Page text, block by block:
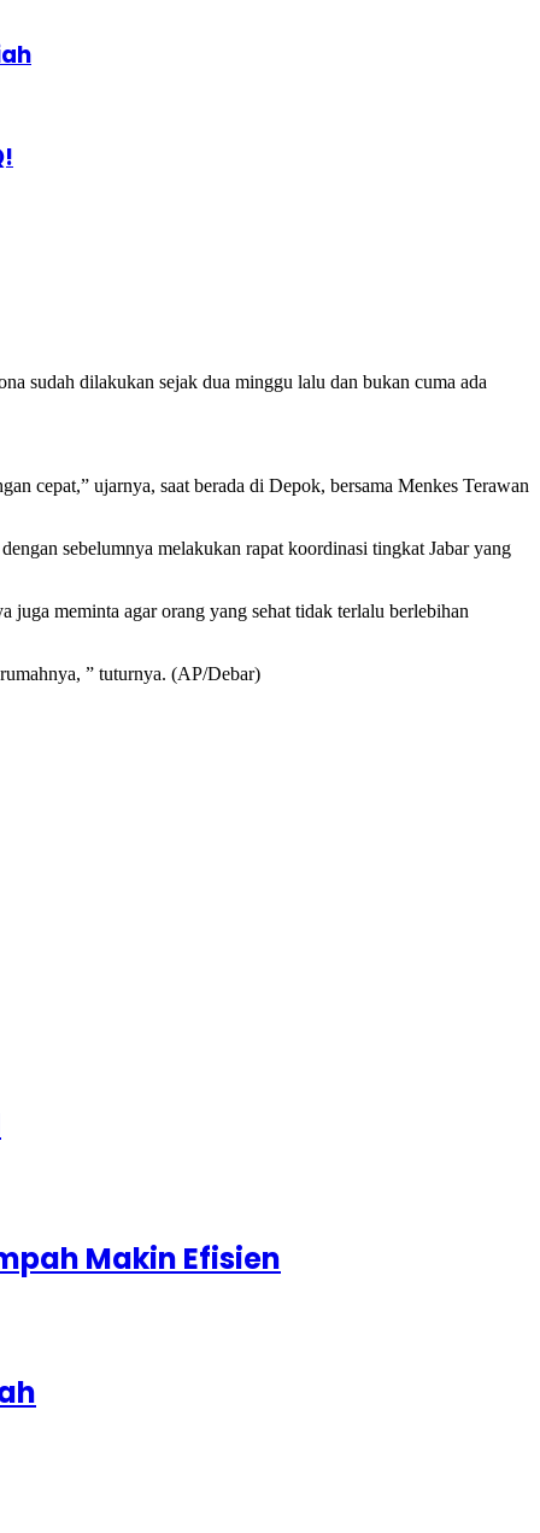
sudah dilakukan sejak dua minggu lalu dan bukan cuma ada
cepat,” ujarnya, saat berada di Depok, bersama Menkes Terawan
sebelumnya melakukan rapat koordinasi tingkat Jabar yang
meminta agar orang yang sehat tidak terlalu berlebihan
” tuturnya. (AP/Debar)
Makin Efisien